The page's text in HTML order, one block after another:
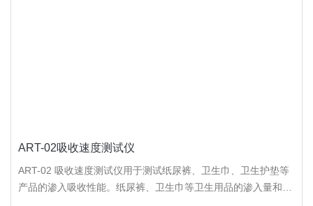
ART-02吸收速度测试仪
ART-02 吸收速度测试仪用于测试纸尿裤、卫生巾、卫生护垫等
产品的渗入吸收性能。纸尿裤、卫生巾等卫生用品的渗入量和吸